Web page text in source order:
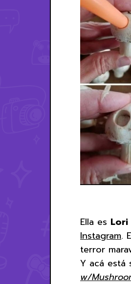
Ella es Lori
Instagram.
terror
Y acá está
w/